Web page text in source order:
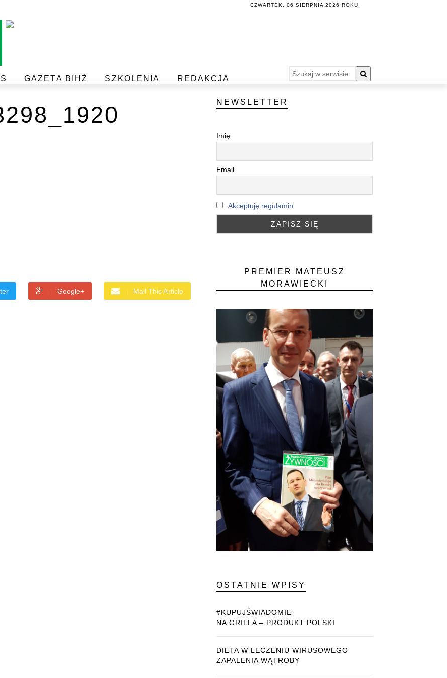
CZWARTEK, 06 SIERPNIA 2026 ROKU.
GAZETA BIHŻ SZKOLENIA REDAKCJA
Google+ Mail This Article
NEWSLETTER
Imię
Email
Akceptuję regulamin
PREMIER MATEUSZ
MORAWIECKI
OSTATNIE WPISY
#KUPUJŚWIADOMIE
NA GRILLA – PRODUKT POLSKI
DIETA W LECZENIU WIRUSOWEGO
ZAPALENIA WĄTROBY